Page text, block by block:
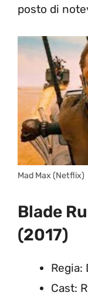
posto di
Mad Max (Netflix)
Blade
(2017)
Regia:
Cast: